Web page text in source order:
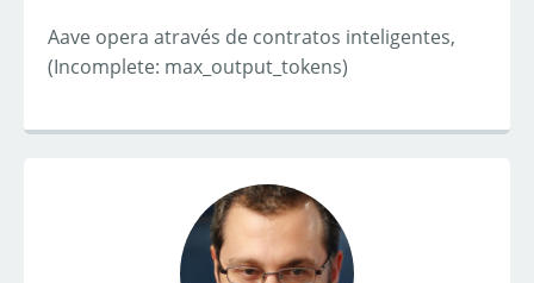
Aave opera através de contratos inteligentes,
(Incomplete: max_output_tokens)